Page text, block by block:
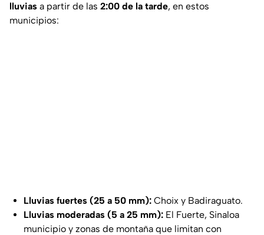
lluvias a partir de las 2:00 de la tarde, en estos
municipios:
Lluvias fuertes (25 a 50 mm): Choix y Badiraguato.
Lluvias moderadas (5 a 25 mm): El Fuerte, Sinaloa
municipio y zonas de montaña que limitan con